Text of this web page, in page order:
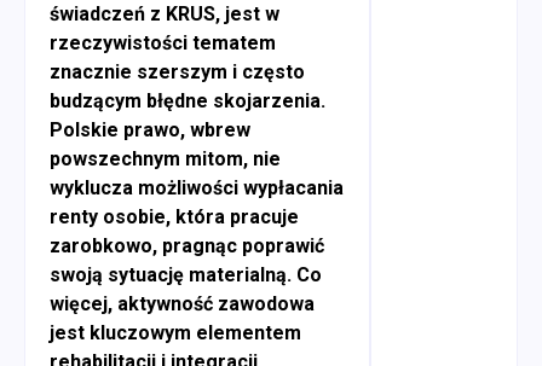
świadczeń z KRUS, jest w
rzeczywistości tematem
znacznie szerszym i często
budzącym błędne skojarzenia.
Polskie prawo, wbrew
powszechnym mitom, nie
wyklucza możliwości wypłacania
renty osobie, która pracuje
zarobkowo, pragnąc poprawić
swoją sytuację materialną. Co
więcej, aktywność zawodowa
jest kluczowym elementem
rehabilitacji i integracji